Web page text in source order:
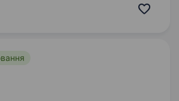
HR — керівник, м. Київ.